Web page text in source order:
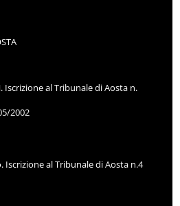
Iscrizione al Tribunale di Aosta n.
2002
Iscrizione al Tribunale di Aosta n.4